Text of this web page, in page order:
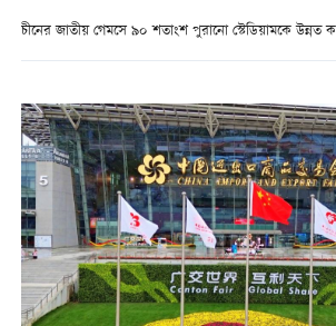
চীনের জাতীয় গেমসে ৯০ শতাংশ পুরানো স্টেডিয়ামকে উন্নত